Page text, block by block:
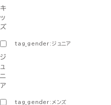
キ
ッ
ズ
tag_gender:ジュニア
ジ
ュ
ニ
ア
tag_gender:メンズ